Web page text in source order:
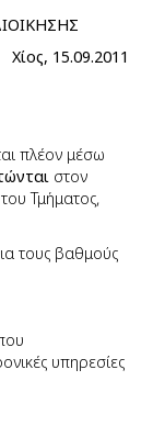
Χίος, 15.09.2011
πλέον μέσω
στον
Τμήματος,
τους βαθμούς
υπηρεσίες